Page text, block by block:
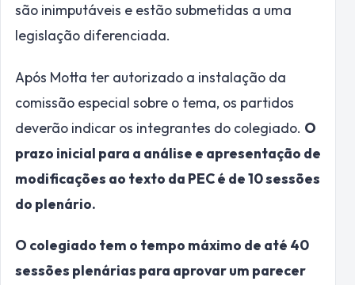
são inimputáveis e estão submetidas a uma
legislação diferenciada.
Após Motta ter autorizado a instalação da
comissão especial sobre o tema, os partidos
deverão indicar os integrantes do colegiado. O
prazo inicial para a análise e apresentação de
modificações ao texto da PEC é de 10 sessões
do plenário.
O colegiado tem o tempo máximo de até 40
sessões plenárias para aprovar um parecer